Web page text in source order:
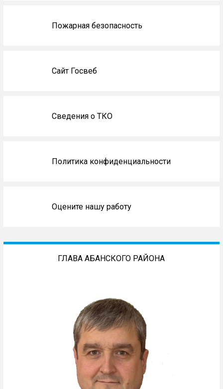
Пожарная безопасность
Сайт Госвеб
Сведения о ТКО
Политика конфиденциальности
Оцените нашу работу
ГЛАВА АБАНСКОГО РАЙОНА